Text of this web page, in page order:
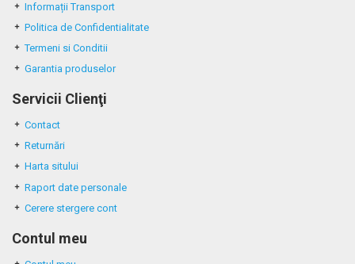
Informații Transport
Politica de Confidentialitate
Termeni si Conditii
Garantia produselor
Servicii Clienţi
Contact
Returnări
Harta sitului
Raport date personale
Cerere stergere cont
Contul meu